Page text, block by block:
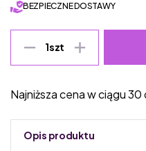
BEZPIECZNE DOSTAWY
1szt
Najniższa cena w ciągu 30
Opis produktu